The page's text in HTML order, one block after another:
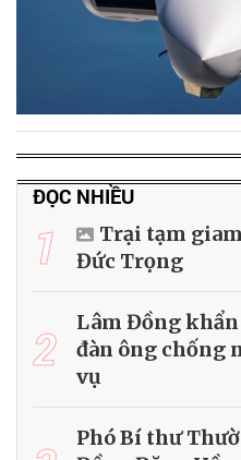
ĐỌC NHIỀU
1
Trại tạm
Đức Trọng
2
Lâm Đồng
đàn ông chống
vụ
Phó Bí thư